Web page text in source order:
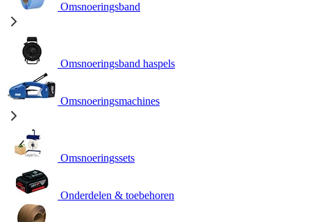
Omsnoeringsband
Omsnoeringsband haspels
Omsnoeringsmachines
Omsnoeringssets
Onderdelen & toebehoren